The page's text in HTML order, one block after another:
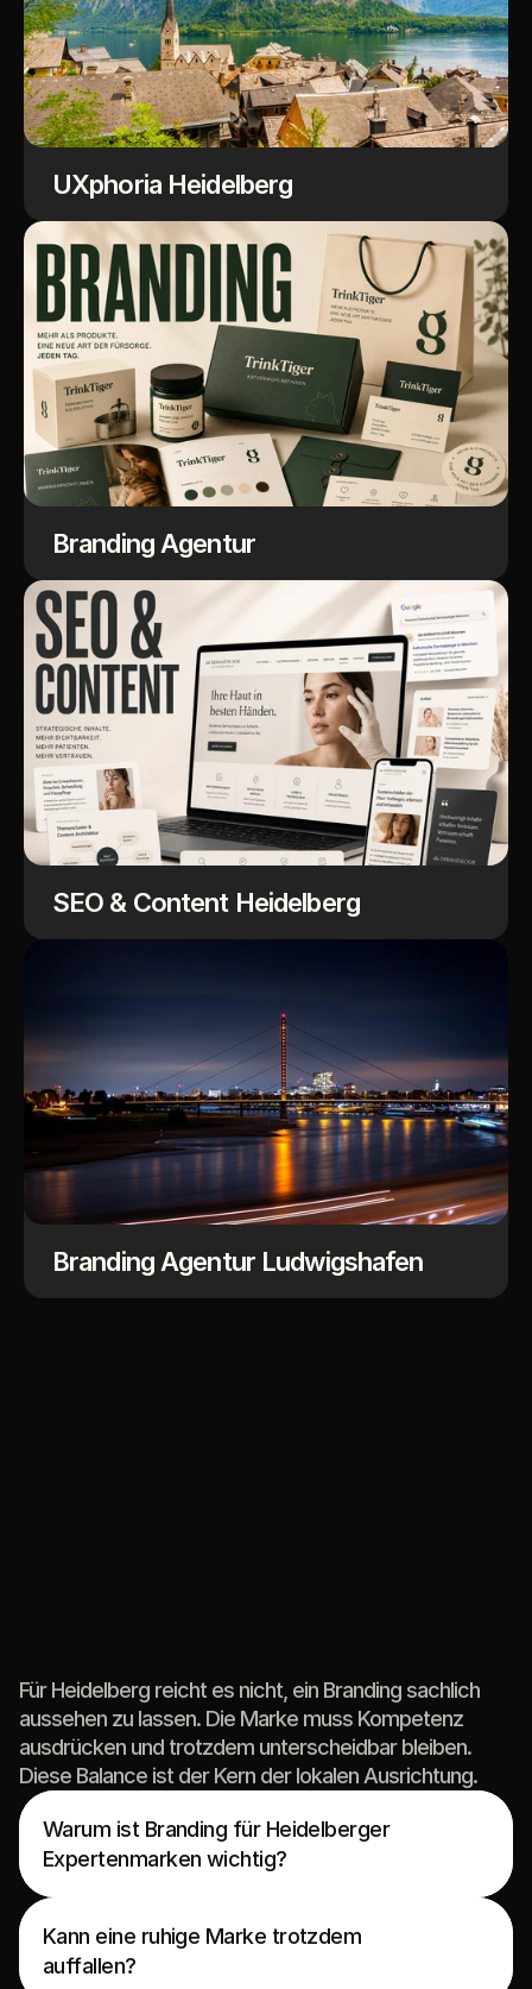
UXphoria Heidelberg
Branding Agentur
SEO & Content Heidelberg
Branding Agentur Ludwigshafen
Für Heidelberg reicht es nicht, ein Branding sachlich
aussehen zu lassen. Die Marke muss Kompetenz
ausdrücken und trotzdem unterscheidbar bleiben.
Diese Balance ist der Kern der lokalen Ausrichtung.
Warum ist Branding für Heidelberger
Expertenmarken wichtig?
Weil Expertise online schnell abstrakt wirkt.
Branding hilft, Kompetenz, Vertrauen und
Wiedererkennbarkeit sichtbar zu machen,
bevor ein Besucher ein Gespräch anfragt.
Kann eine ruhige Marke trotzdem
auffallen?
Ja. Wiedererkennbarkeit entsteht nicht nur
durch Lautstärke, sondern durch präzise
Typografie, klare Bildsprache, konsistente
Layouts und eine eigene visuelle Haltung.
Ja, solange es um visuelle Identität, digitale
Anwendung und vertrauensbildende